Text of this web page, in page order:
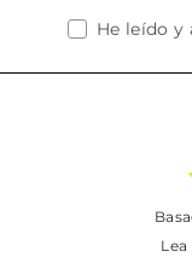
He leído y
Lea algunas de las opiniones